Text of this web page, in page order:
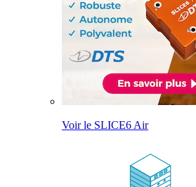
Voir le SLICE6 Air